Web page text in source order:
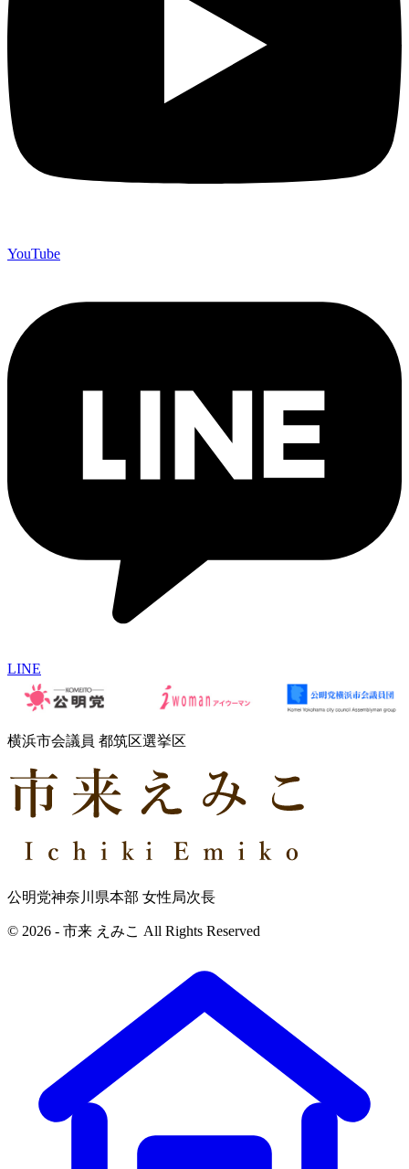
YouTube
LINE
横浜市会議員 都筑区選挙区
公明党神奈川県本部 女性局次長
© 2026 - 市来 えみこ All Rights Reserved